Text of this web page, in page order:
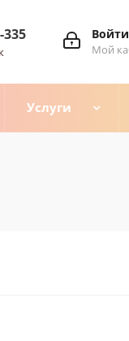
Войти
335
Услуги